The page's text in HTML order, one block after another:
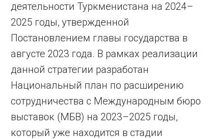
деятельности Туркменистана на 2024–
2025 годы, утвержденной
Постановлением главы государства в
августе 2023 года. В рамках реализации
данной стратегии разработан
Национальный план по расширению
сотрудничества с Международным бюро
выставок (МБВ) на 2023–2025 годы,
который уже находится в стадии